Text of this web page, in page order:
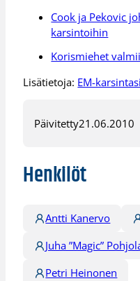
Cook ja Pekovic
karsintoihin
Korismiehet
Lisätietoja: EM-
Päivitetty21.06.2010
Henkilöt
Antti Kanervo
Juha ”Magic”
Petri Heinonen